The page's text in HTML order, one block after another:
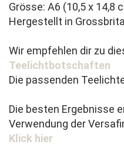
​Grösse: A6 (10,5 x 14,8
Hergestellt in
Wir empfehlen dir zu
Teelichtbotschaften
Die passenden
Die besten Ergebnisse
Verwendung der
Klick hier